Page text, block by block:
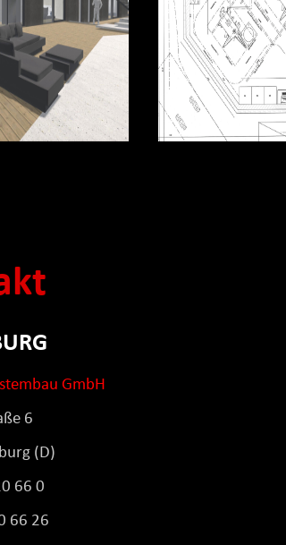
GmbH
6
(D)
66 0
66 26